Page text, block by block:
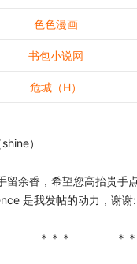
色色漫画
书包小说网
危城（H）
）
香，希望您高抬贵手点
是我发帖的动力，谢谢
＊＊ ＊＊